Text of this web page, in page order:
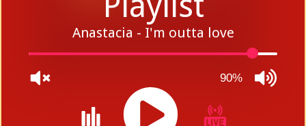
Anastacia - I'm outta love
90%